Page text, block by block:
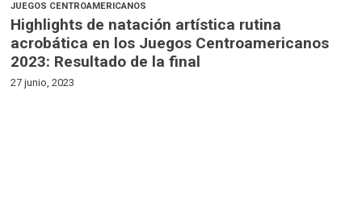
JUEGOS CENTROAMERICANOS
Highlights de natación artística rutina
acrobática en los Juegos Centroamericanos
2023: Resultado de la final
27 junio, 2023